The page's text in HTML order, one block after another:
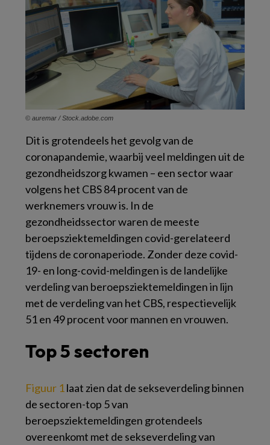
© auremar / Stock.adobe.com
Dit is grotendeels het gevolg van de
coronapandemie, waarbij veel meldingen uit de
gezondheidszorg kwamen – een sector waar
volgens het CBS 84 procent van de
werknemers vrouw is. In de
gezondheidssector waren de meeste
beroepsziektemeldingen covid-gerelateerd
tijdens de coronaperiode. Zonder deze covid-
19- en long-covid-meldingen is de landelijke
verdeling van beroepsziektemeldingen in lijn
met de verdeling van het CBS, respectievelijk
51 en 49 procent voor mannen en vrouwen.
Top 5 sectoren
Figuur 1laat zien dat de sekseverdeling binnen
de sectoren-top 5 van
beroepsziektemeldingen grotendeels
overeenkomt met de sekseverdeling van